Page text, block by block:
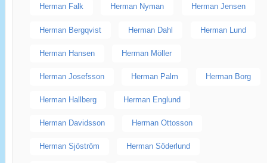
Herman Falk Herman Nyman Herman Jensen
Herman Bergqvist Herman Dahl Herman Lund
Herman Hansen Herman Möller
Herman Josefsson Herman Palm Herman Borg
Herman Hallberg Herman Englund
Herman Davidsson Herman Ottosson
Herman Sjöström Herman Söderlund